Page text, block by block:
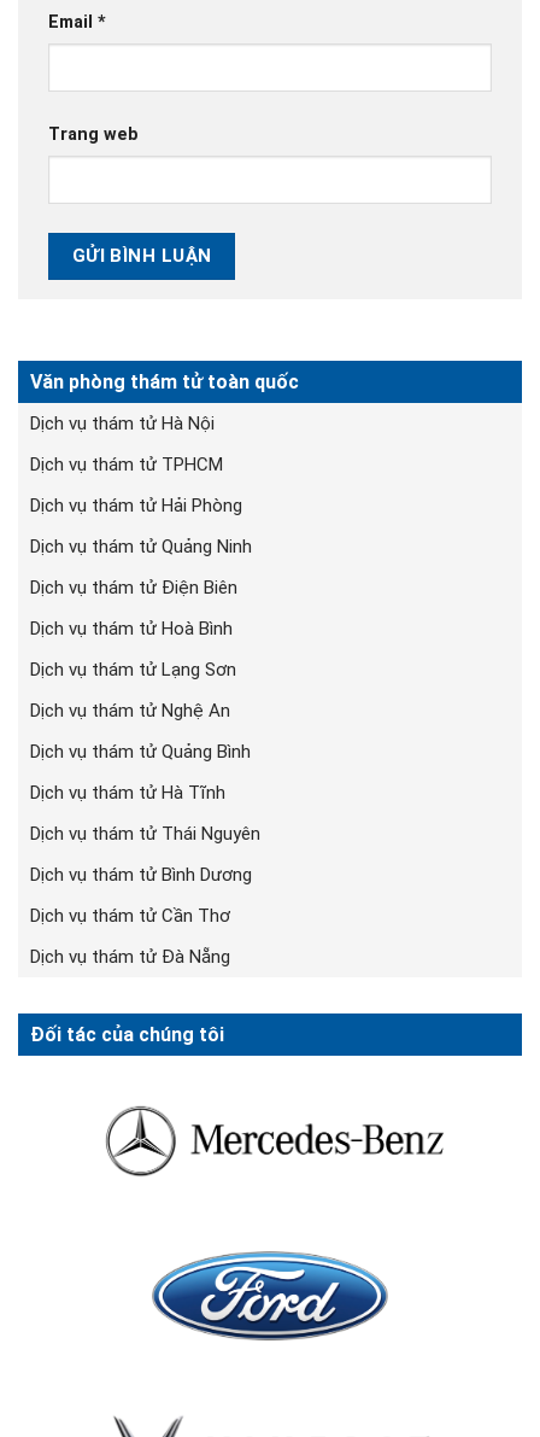
Văn phòng thám tử toàn quốc
Dịch vụ thám tử Hà Nội
Dịch vụ thám tử TPHCM
Dịch vụ thám tử Hải Phòng
Dịch vụ thám tử Quảng Ninh
Dịch vụ thám tử Điện Biên
Dịch vụ thám tử Hoà Bình
Dịch vụ thám tử Lạng Sơn
Dịch vụ thám tử Nghệ An
Dịch vụ thám tử Quảng Bình
Dịch vụ thám tử Hà Tĩnh
Dịch vụ thám tử Thái Nguyên
Dịch vụ thám tử Bình Dương
Dịch vụ thám tử Cần Thơ
Dịch vụ thám tử Đà Nẵng
Đối tác của chúng tôi
Email *
Trang web